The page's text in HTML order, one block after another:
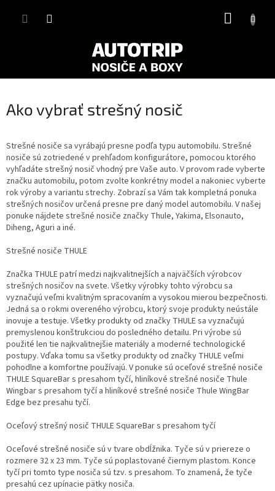
Ako vybrať strešný nosič
Strešné nosiče sa vyrábajú presne podľa typu automobilu. Strešné
nosiče sú zotriedené v prehľadom konfigurátore, pomocou ktorého
vyhľadáte strešný nosič vhodný pre Vaše auto. V provom rade vyberte
značku automobilu, potom zvolte konkrétny model a nakoniec vyberte
rok výroby a variantu strechy. Zobrazí sa Vám tak kompletná ponuka
strešných nosičov určená presne pre daný model automobilu. V našej
ponuke nájdete strešné nosiče značky Thule, Yakima, Elsonauto,
Diheng, Aguri a iné.
Strešné nosiče THULE
Značka THULE patrí medzi najkvalitnejších a najväčších výrobcov
strešných nosičov na svete. Všetky výrobky tohto výrobcu sa
vyznačujú veľmi kvalitným spracovaním a vysokou mierou bezpečnosti.
Jedná sa o rokmi overeného výrobcu, ktorý svoje produkty neústále
inovuje a testuje. Všetky produkty od značky THULE sa vyznačujú
premyslenou konštrukciou do posledného detailu. Pri výrobe sú
použité len tie najkvalitnejšie materiály a moderné technologické
postupy. Vďaka tomu sa všetky produkty od značky THULE veľmi
pohodlne a komfortne používajú. V ponuke sú oceľové strešné nosiče
THULE SquareBar s presahom tyčí, hliníkové strešné nosiče Thule
Wingbar s presahom tyčí a hliníkové strešné nosiče Thule WingBar
Edge bez presahu tyčí.
Oceľový strešný nosič THULE SquareBar s presahom tyčí
Oceľové strešné nosiče sú v tvare obdĺžnika. Tyče sú v priereze o
rozmere 32 x 23 mm. Tyče sú poplastované čiernym plastom. Konce
tyčí pri tomto type nosiča sú tzv. s presahom. To znamená, že tyče
presahú cez upínacie pätky nosiča.